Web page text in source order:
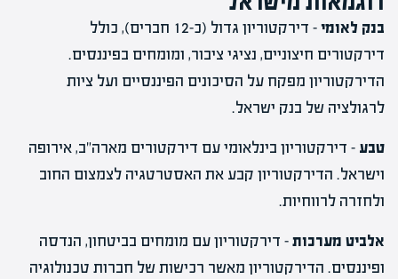
בנק לאומי
– דירקטוריון גדול (כ-12 חברים), כולל
דירקטורים חיצוניים, נציגי ציבור, ומומחים בפיננסים.
הדירקטוריון מפקח על הסיכונים הפיננסיים ועל ציות
לרגולציה של בנק ישראל.
טבע – דירקטוריון בינלאומי עם דירקטורים מארה"ב, אירופה
וישראל. הדירקטוריון קבע את האסטרטגיה לצמצום החוב
ולחזרה לרווחיות.
אלביט מערכות– דירקטוריון עם מומחים בביטחון, הנדסה
ופיננסים. הדירקטוריון מאשר רכישות של חברות טכנולוגיה